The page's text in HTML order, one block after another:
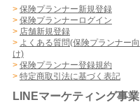
> 保険プランナー新規登録
> 保険プランナーログイン
> 店舗新規登録
> よくある質問(保険プランナー向
け)
> 保険プランナー登録規約
> 特定商取引法に基づく表記
LINEマーケティング事業